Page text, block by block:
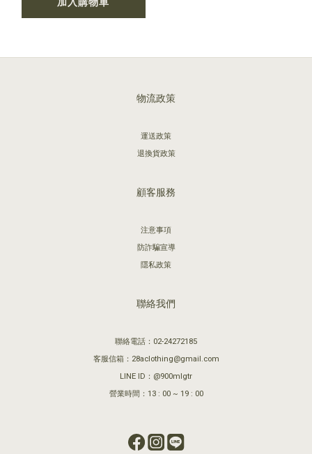
物流政策
運送政策
退換貨政策
顧客服務
注意事項
防詐騙宣導
隱私政策
聯絡我們
聯絡電話：02-24272185
客服信箱：28aclothing@gmail.com
LINE ID：@900mlgtr
營業時間：13 : 00 ~ 19 : 00